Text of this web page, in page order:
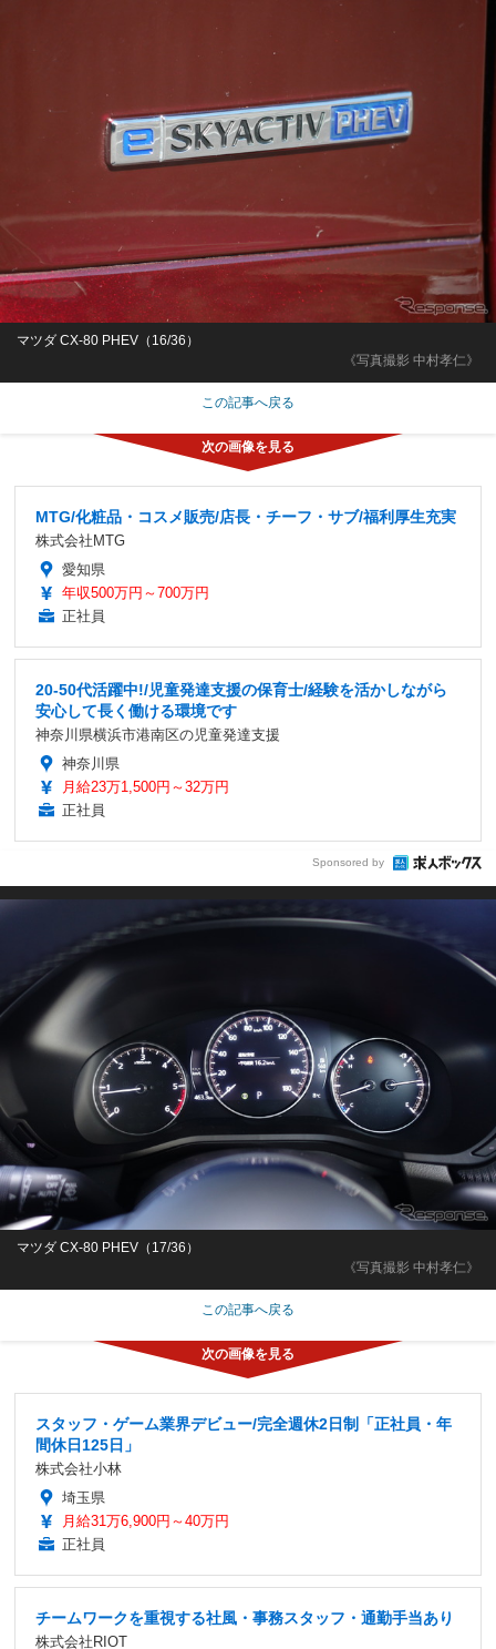
《写真撮影 中村孝仁》
マツダ CX-80 PHEV（16/36）
この記事へ戻る
MTG/化粧品・コスメ販売/店長・チーフ・サブ/福利厚生充実
株式会社MTG
愛知県
年収500万円～700万円
正社員
20-50代活躍中!/児童発達支援の保育士/経験を活かしながら
安心して長く働ける環境です
神奈川県横浜市港南区の児童発達支援
神奈川県
月給23万1,500円～32万円
正社員
Sponsored by
《写真撮影 中村孝仁》
マツダ CX-80 PHEV（17/36）
この記事へ戻る
スタッフ・ゲーム業界デビュー/完全週休2日制「正社員・年
間休日125日」
株式会社小林
埼玉県
月給31万6,900円～40万円
正社員
チームワークを重視する社風・事務スタッフ・通勤手当あり
株式会社RIOT